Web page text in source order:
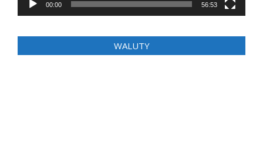
00:00 56:53
WALUTY